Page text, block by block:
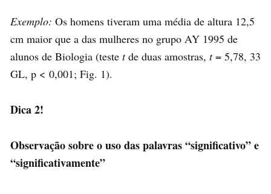
Exemplo: Os homens tiveram uma média de altura 12,5
cm maior que a das mulheres no grupo AY 1995 de
alunos de Biologia (teste tde duas amostras, t= 5,78, 33
GL, p < 0,001; Fig. 1).
Dica 2!
Observação sobre o uso das palavras “significativo” e
“significativamente”